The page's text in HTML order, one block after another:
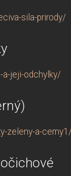
sila-prirody/
jeji-odchylky/
zeleny-a-